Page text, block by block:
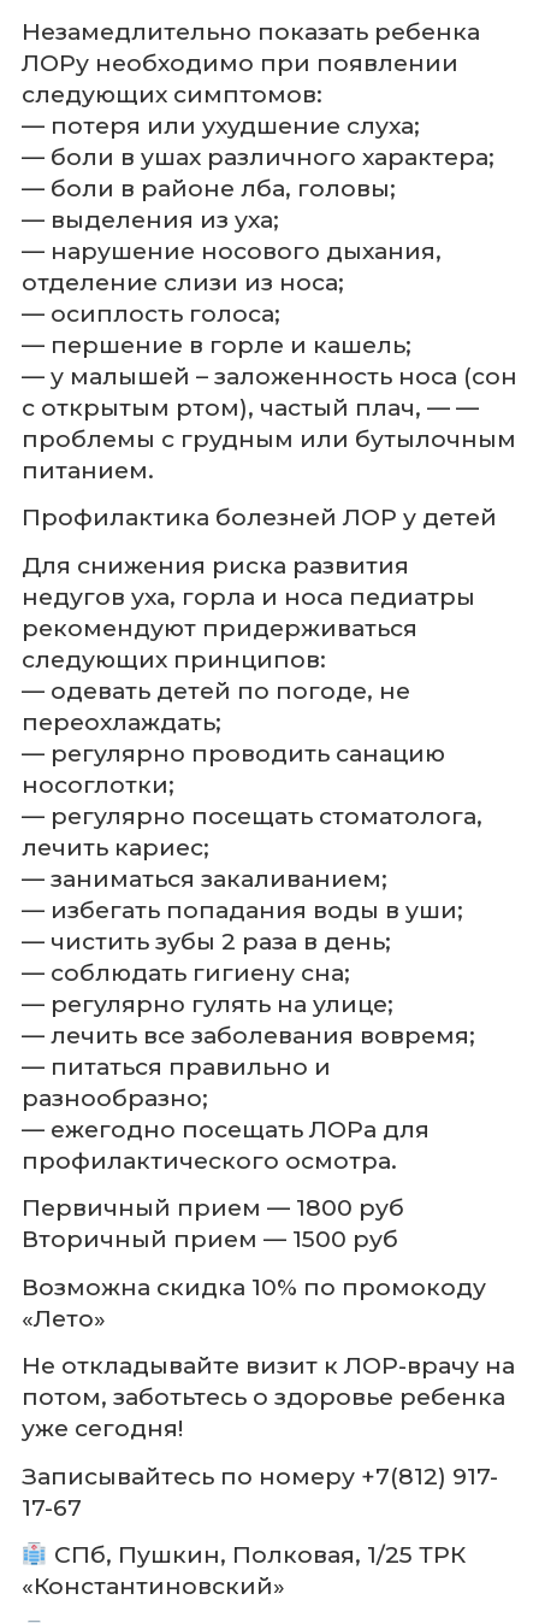
Незамедлительно показать ребенка
ЛОРу необходимо при появлении
следующих симптомов:
— потеря или ухудшение слуха;
— боли в ушах различного характера;
— боли в районе лба, головы;
— выделения из уха;
— нарушение носового дыхания,
отделение слизи из носа;
— осиплость голоса;
— першение в горле и кашель;
— у малышей – заложенность носа (сон
с открытым ртом), частый плач, — —
проблемы с грудным или бутылочным
питанием.
Профилактика болезней ЛОР у детей
Для снижения риска развития
недугов уха, горла и носа педиатры
рекомендуют придерживаться
следующих принципов:
— одевать детей по погоде, не
переохлаждать;
— регулярно проводить санацию
носоглотки;
— регулярно посещать стоматолога,
лечить кариес;
— заниматься закаливанием;
— избегать попадания воды в уши;
— чистить зубы 2 раза в день;
— соблюдать гигиену сна;
— регулярно гулять на улице;
— лечить все заболевания вовремя;
— питаться правильно и
разнообразно;
— ежегодно посещать ЛОРа для
профилактического осмотра.
Первичный прием — 1800 руб
Вторичный прием — 1500 руб
Возможна скидка 10% по промокоду
«Лето»
Не откладывайте визит к ЛОР-врачу на
потом, заботьтесь о здоровье ребенка
уже сегодня!
Записывайтесь по номеру +7(812) 917-
17-67
СПб, Пушкин, Полковая, 1/25 ТРК
«Константиновский»